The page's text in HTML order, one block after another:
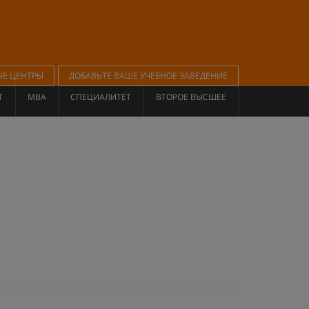
ЦЕНТРЫ
ДОБАВЬТЕ ВАШЕ УЧЕБНОЕ ЗАВЕДЕНИЕ
MBA СПЕЦИАЛИТЕТ ВТОРОЕ ВЫСШЕЕ